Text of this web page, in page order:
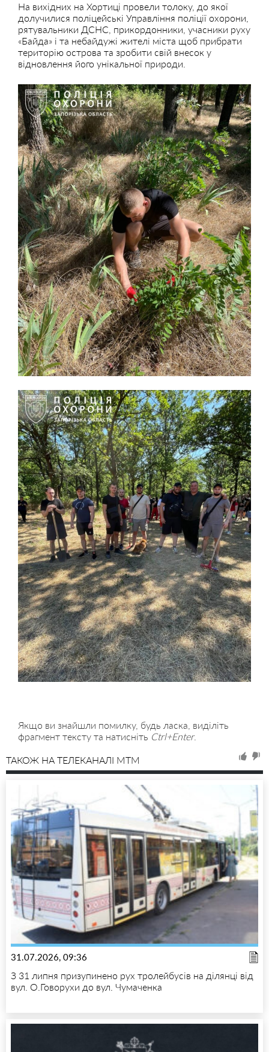
На вихідних на Хортиці провели толоку, до якої
долучилися поліцейські Управління поліції охорони,
рятувальники ДСНС, прикордонники, учасники руху
«Байда» і та небайдужі жителі міста щоб прибрати
територію острова та зробити свій внесок у
відновлення його унікальної природи.
Якщо ви знайшли помилку, будь ласка, виділіть
фрагмент тексту та натисніть Ctrl+Enter.
ТАКОЖ НА ТЕЛЕКАНАЛІ MTM
31.07.2026, 09:36
З 31 липня призупинено рух тролейбусів на ділянці від
вул. О.Говорухи до вул. Чумаченка